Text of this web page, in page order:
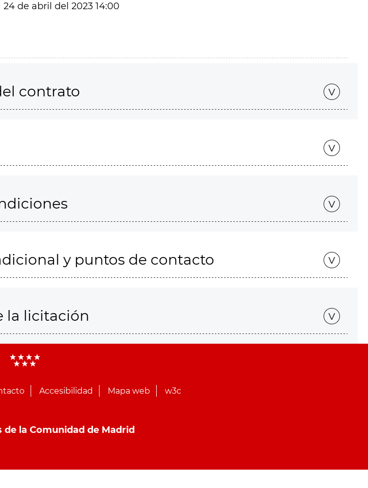
24 de abril del 2023 14:00
contrato
y puntos de contacto
la licitación
Accesibilidad Mapa web w3c
de la Comunidad de Madrid